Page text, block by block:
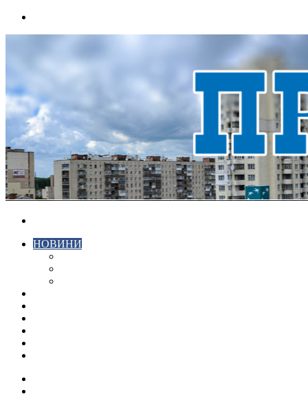
НОВИНИ